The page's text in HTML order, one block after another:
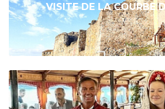
VISITE DE LA COURBE